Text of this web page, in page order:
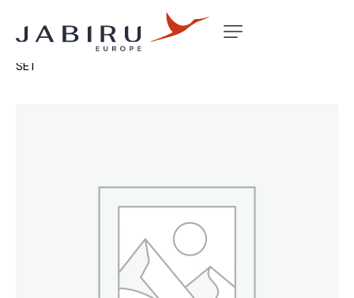
Accueil Non classé
SET